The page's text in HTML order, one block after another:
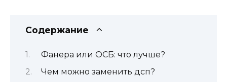
Содержание
Фанера или ОСБ: что лучше?
Чем можно заменить дсп?